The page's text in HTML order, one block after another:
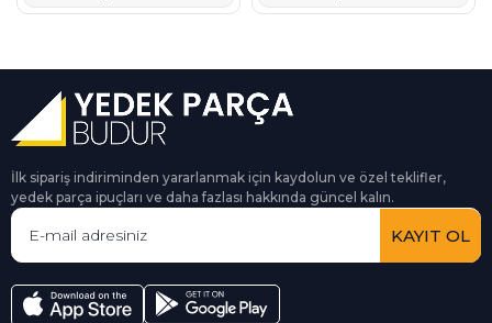
İlk sipariş indiriminden yararlanmak için kaydolun ve özel teklifler,
yedek parça ipuçları ve daha fazlası hakkında güncel kalın.
KAYIT OL